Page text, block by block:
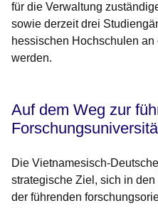
für die Verwaltung
sowie derzeit drei
hessischen Hochschulen
werden.
Auf dem Weg zur
Die Vietnamesisch-
strategische Ziel, sich in
der führenden